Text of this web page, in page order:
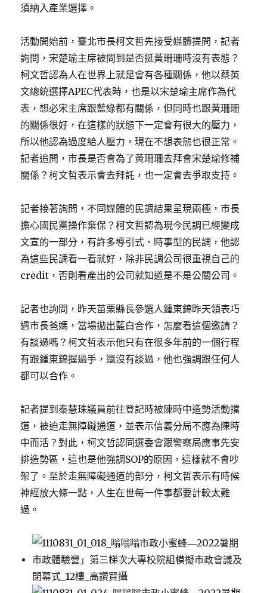
須納入產業選擇。
活動開始前，臺北市長柯文哲先接受媒體提問，記者
詢問，宋楚瑜主席被問到是否挺黃珊珊時沒有表態？
柯文哲認為人在世界上就是會有各種關係，他以蔡英
文總統選擇APEC代表時，也是以宋楚瑜主席作為代
表，想必宋主席跟藍綠都有關係，但同時也跟黃珊珊
的關係很好，在這樣的狀態下一定會有很大的壓力，
所以他認為過度給人壓力，現在不想表態也很正常。
記者追問，市長是否會為了黃珊珊去拜會宋楚瑜修補
關係？柯文哲表示會去拜託，也一定會去爭取支持。
記者接著詢問，不同媒體的民調結果呈現兩極，市長
擔心國民黨操作棄保？柯文哲認為現今民調已經變成
文宣的一部分，有許多導引式、時事型的民調，他認
為這些民調看一看就好，除非民調公司很重視自己的
credit，否則看產出的公司就知道是不是公關公司。
記者也詢問，昨天苗栗縣長參選人鍾東錦昨天領表巧
遇市長爸媽，當場拋出藍白合作，怎麼看這個邀請？
有談過嗎？柯文哲表示他只有在很多年前的一個行程
有跟鍾東錦握過手，還沒有談過，他也強調跟任何人
都可以合作。
記者提到秦慧珠議員前往登記時被陳時中造勢活動擋
道，被迫走無障礙通道，並表示信義分局不應為陳時
中而活？對此，柯文哲認同選委會跟警察局應事先安
排造勢區，這也是他強調SOP的原因，這樣就不會吵
架了。至於走無障礙通道的部分，柯文哲表示有時候
神經放大條一點，人生在世每一件事都要計較太難
過。